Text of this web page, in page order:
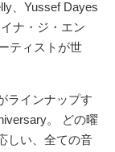
、Yussef Dayes
ナ・ジ・エン
ティストが世
ラインナップす
。 どの曜
しい、全ての音